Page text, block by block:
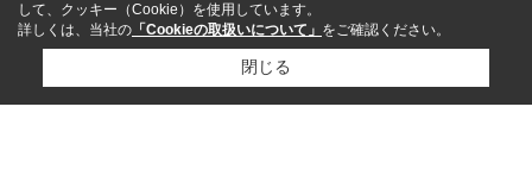
して、クッキー（Cookie）を使用しています。
詳しくは、当社の 「Cookieの取扱いについて」 をご確認ください。
閉じる